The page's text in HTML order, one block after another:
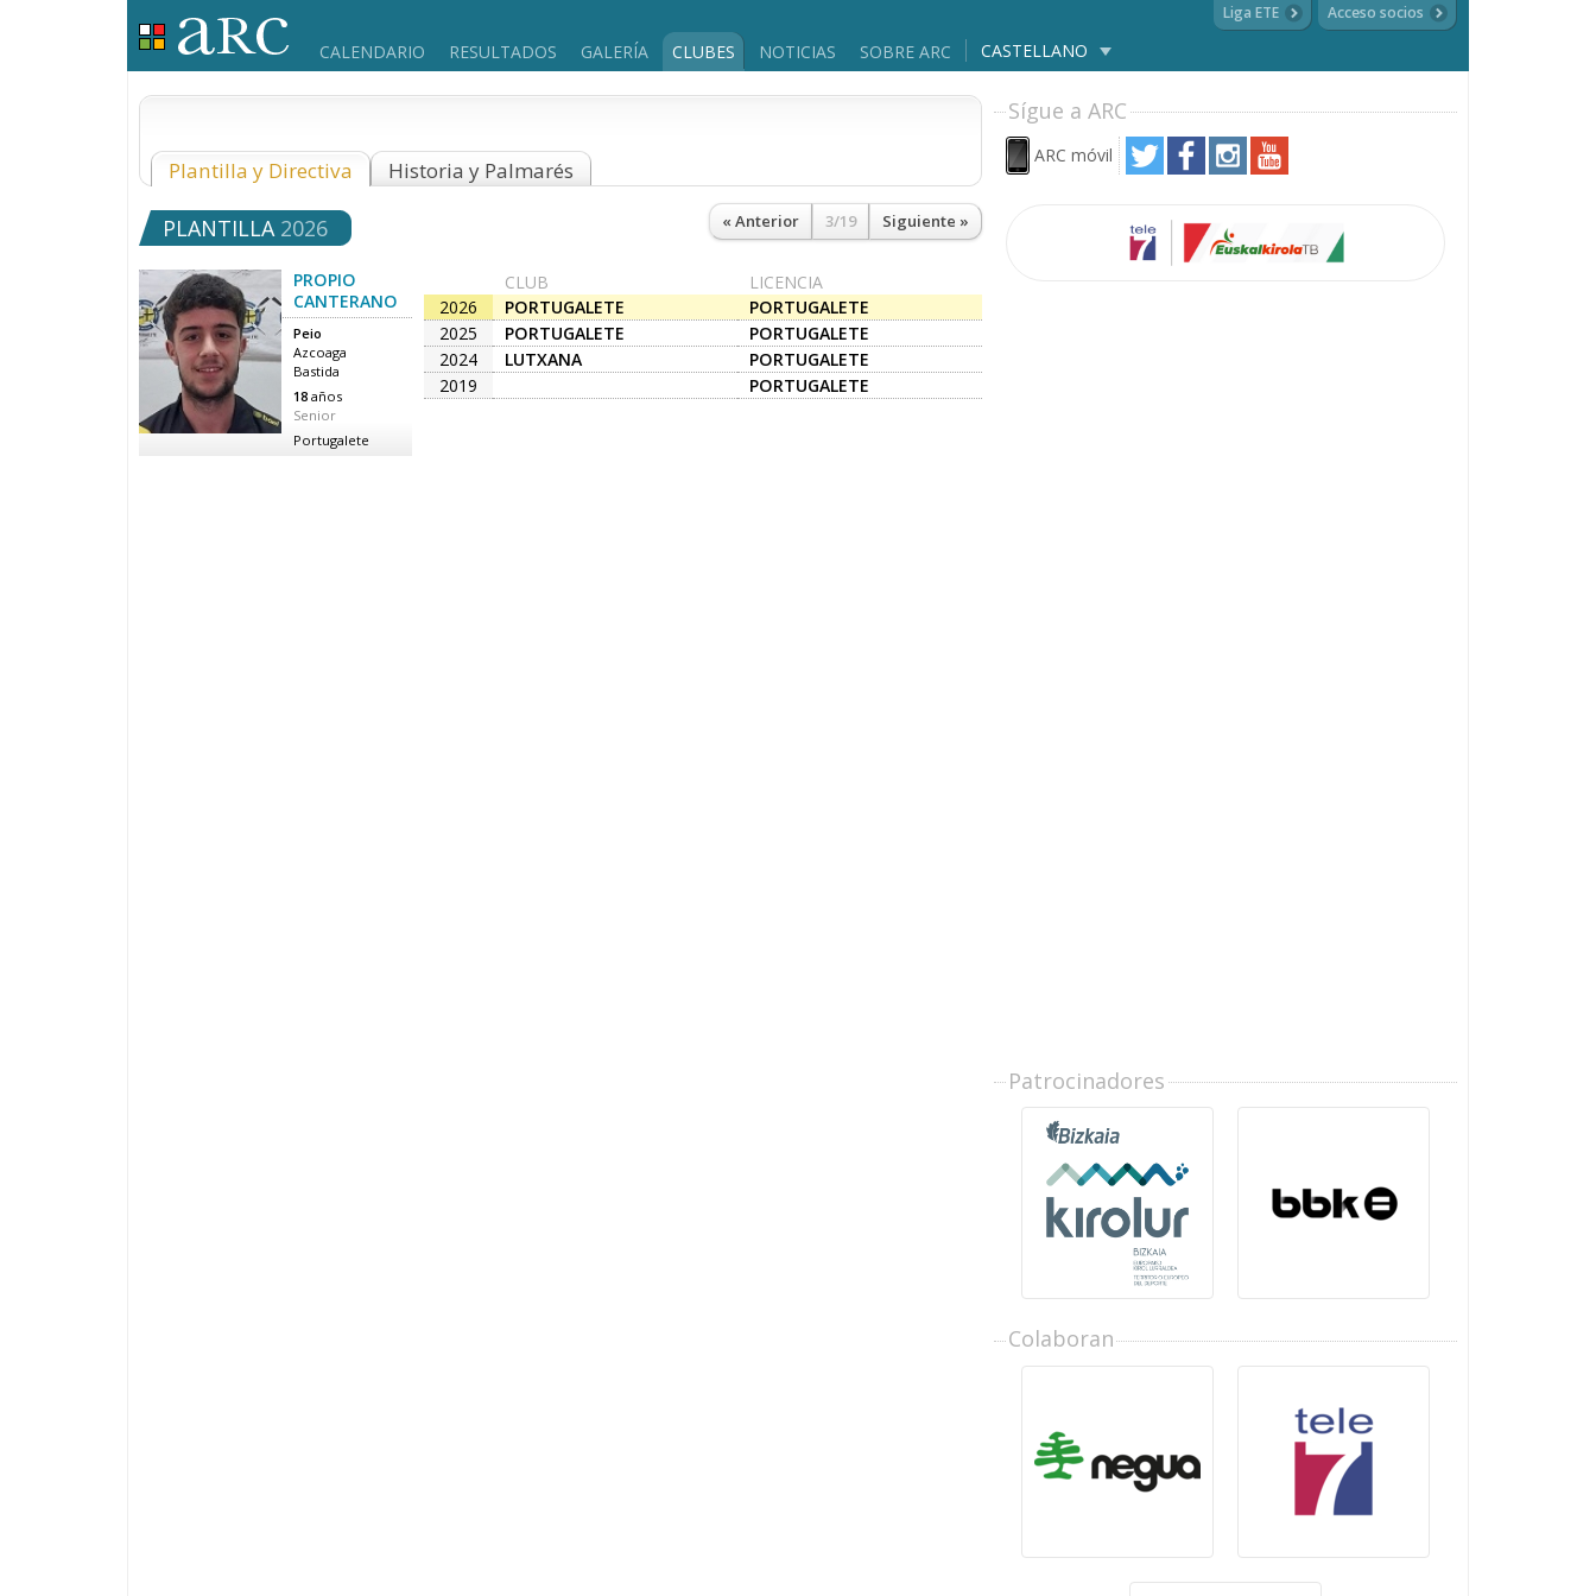
CALENDARIO RESULTADOS GALERÍA CLUBES NOTICIAS SOBRE ARC CASTELLANO
Liga ETE Acceso socios
Plantilla y Directiva Historia y Palmarés
« Anterior 3/19 Siguiente »
PLANTILLA 2026
PROPIO
CANTERANO
Peio
Azcoaga
Bastida
18 años
Senior
Portugalete
CLUB
LICENCIA
2026
PORTUGALETE
PORTUGALETE
2025
PORTUGALETE
PORTUGALETE
2024
LUTXANA
PORTUGALETE
2019
PORTUGALETE
Sígue a ARC
ARC móvil
Patrocinadores
Colaboran